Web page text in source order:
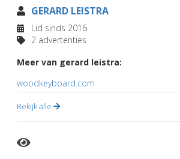
GERARD LEISTRA
Lid sinds 2016
2 advertenties
Meer van gerard leistra:
woodkeyboard.com
Bekijk alle